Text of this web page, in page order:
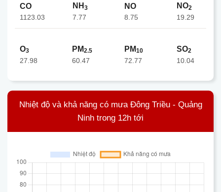
CO
1123.03
NH 3
7.77
NO
8.75
NO2
19.29
O3
27.98
PM2.5
60.47
PM10
72.77
SO2
10.04
Nhiệt độ và khả năng có mưa Đông Triều - Quảng
Ninh trong 12h tới